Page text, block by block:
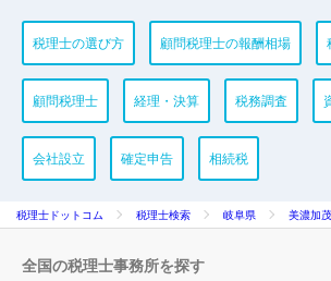
税理士の選び方 顧問税理士の報酬相場
顧問税理士 経理・決算 税務調査
会社設立 確定申告 相続税
税理士ドットコム 税理士検索 岐阜県 美濃加
全国の税理士事務所を探す